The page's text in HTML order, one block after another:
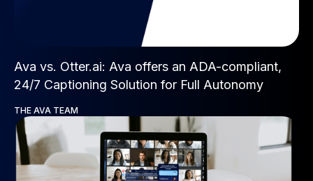
Ava vs. Otter.ai: Ava offers an ADA-compliant,
24/7 Captioning Solution for Full Autonomy
THE AVA TEAM